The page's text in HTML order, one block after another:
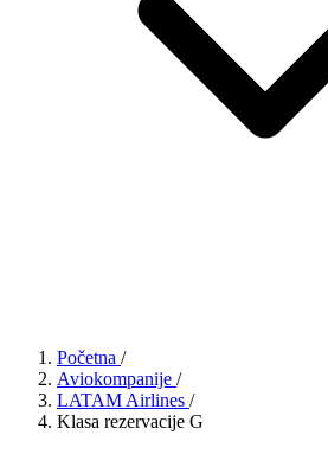
Početna /
Aviokompanije /
LATAM Airlines /
Klasa rezervacije G